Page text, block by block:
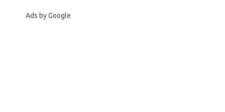
Ads by Google